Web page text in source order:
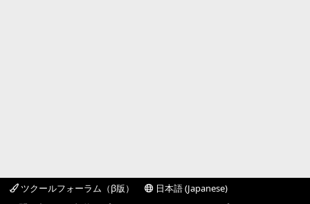
ツクールフォーラム（β版）
日本語 (Japanese)